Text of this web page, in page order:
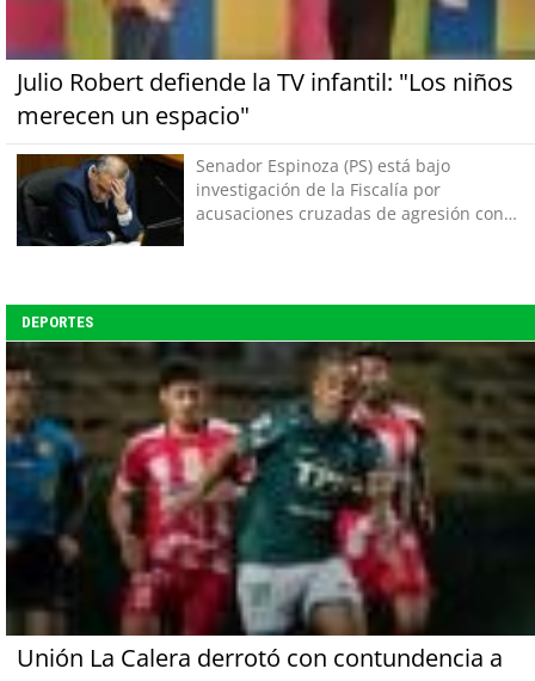
Julio Robert defiende la TV infantil: "Los niños
merecen un espacio"
Senador Espinoza (PS) está bajo
investigación de la Fiscalía por
acusaciones cruzadas de agresión con
DEPORTES
Unión La Calera derrotó con contundencia a